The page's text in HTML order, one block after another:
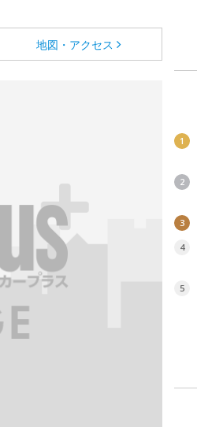
地図・アクセス
1
2
3
4
5